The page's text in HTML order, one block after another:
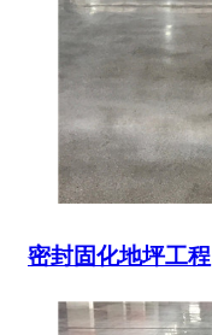
密封固化地坪工程